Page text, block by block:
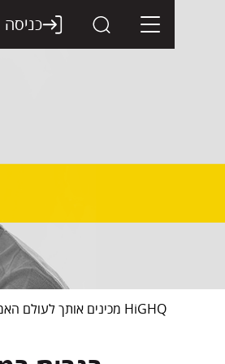
כניסה
HiGHQ מכינים אותך לעולם האמיתי